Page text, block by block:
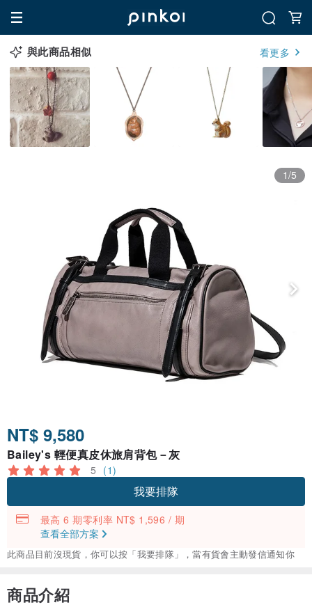
與此商品相似 看更多
1/5
NT$ 9,580
Bailey's 輕便真皮休旅肩背包－灰
5 (1)
我要排隊
最高 6 期零利率 NT$ 1,596 / 期
查看全部方案
此商品目前沒現貨，你可以按「我要排隊」，當有貨會主動發信通知你
商品介紹